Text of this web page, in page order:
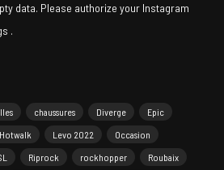
data. Please authorize your Instagram
.
chaussures Diverge
Epic
Hotwalk Levo 2022
Occasion
Riprock rockhopper
Roubaix